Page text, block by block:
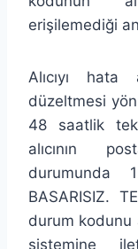
erişilemediği
Alıcıyı hata
düzeltmesi
48 saatlik
alıcının
durumunda
BASARISIZ.
durum kodunu
sistemine